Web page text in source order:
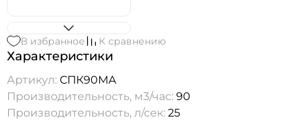
В избранное К сравнению
Характеристики
Артикул: СПК90МА
Производительность, м3/час: 90
Производительность, л/сек: 25